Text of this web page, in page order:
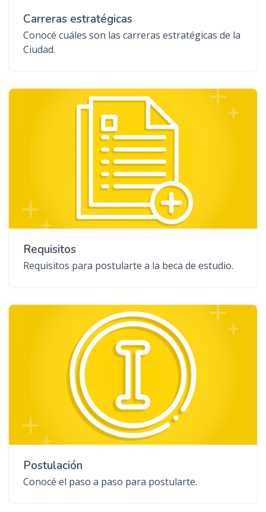
Carreras estratégicas
Conocé cuáles son las carreras estratégicas de la
Ciudad.
Requisitos
Requisitos para postularte a la beca de estudio.
Postulación
Conocé el paso a paso para postularte.